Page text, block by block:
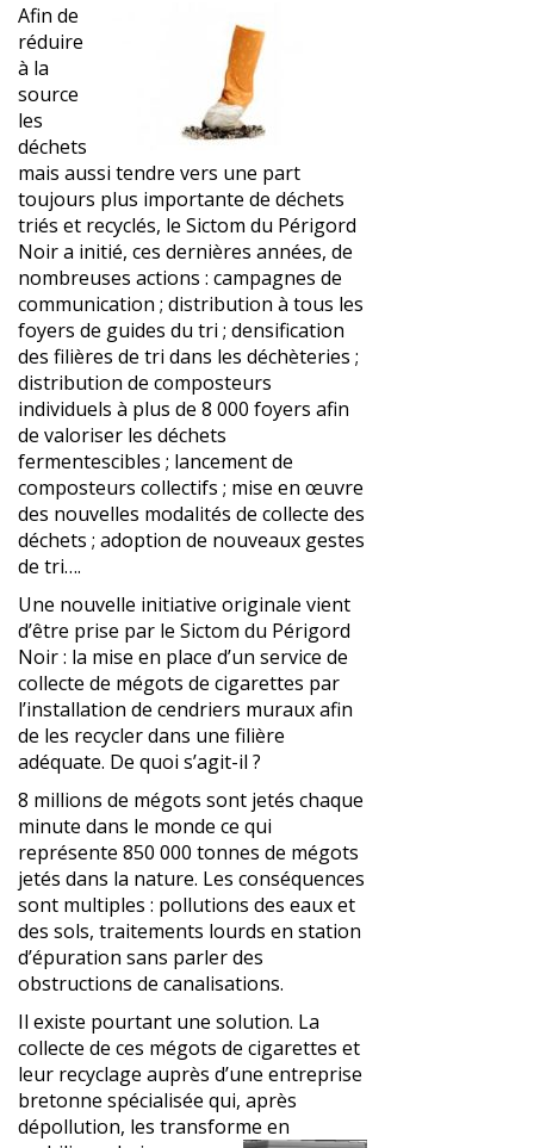
Afin de
réduire
à la
source
les
déchets
mais aussi tendre vers une part
toujours plus importante de déchets
triés et recyclés, le Sictom du Périgord
Noir a initié, ces dernières années, de
nombreuses actions : campagnes de
communication ; distribution à tous les
foyers de guides du tri ; densification
des filières de tri dans les déchèteries ;
distribution de composteurs
individuels à plus de 8 000 foyers afin
de valoriser les déchets
fermentescibles ; lancement de
composteurs collectifs ; mise en œuvre
des nouvelles modalités de collecte des
déchets ; adoption de nouveaux gestes
de tri….
Une nouvelle initiative originale vient
d’être prise par le Sictom du Périgord
Noir : la mise en place d’un service de
collecte de mégots de cigarettes par
l’installation de cendriers muraux afin
de les recycler dans une filière
adéquate. De quoi s’agit-il ?
8 millions de mégots sont jetés chaque
minute dans le monde ce qui
représente 850 000 tonnes de mégots
jetés dans la nature. Les conséquences
sont multiples : pollutions des eaux et
des sols, traitements lourds en station
d’épuration sans parler des
obstructions de canalisations.
Il existe pourtant une solution. La
collecte de ces mégots de cigarettes et
leur recyclage auprès d’une entreprise
bretonne spécialisée qui, après
dépollution, les transforme en